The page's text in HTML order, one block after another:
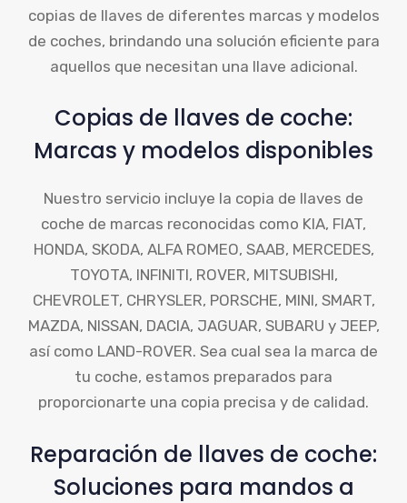
copias de llaves de diferentes marcas y modelos
de coches, brindando una solución eficiente para
aquellos que necesitan una llave adicional.
Copias de llaves de coche:
Marcas y modelos disponibles
Nuestro servicio incluye la copia de llaves de
coche de marcas reconocidas como KIA, FIAT,
HONDA, SKODA, ALFA ROMEO, SAAB, MERCEDES,
TOYOTA, INFINITI, ROVER, MITSUBISHI,
CHEVROLET, CHRYSLER, PORSCHE, MINI, SMART,
MAZDA, NISSAN, DACIA, JAGUAR, SUBARU y JEEP,
así como LAND-ROVER. Sea cual sea la marca de
tu coche, estamos preparados para
proporcionarte una copia precisa y de calidad.
Reparación de llaves de coche:
Soluciones para mandos a